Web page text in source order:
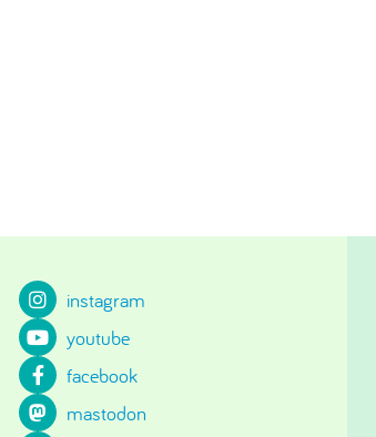
instagram
youtube
facebook
mastodon